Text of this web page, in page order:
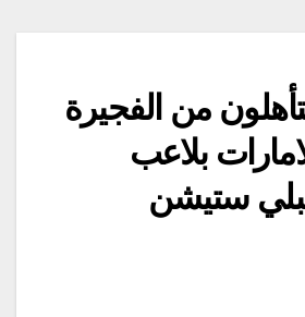
يتأهلون من الفجيرة
بلاعب
ستيشن